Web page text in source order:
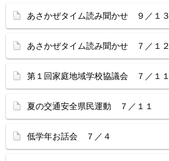
あさかぜタイム読み聞かせ ９／１３
あさかぜタイム読み聞かせ ７／１２
第１回家庭地域学校協議会 ７／１１
夏の交通安全県民運動 ７／１１
低学年お話会 ７／４